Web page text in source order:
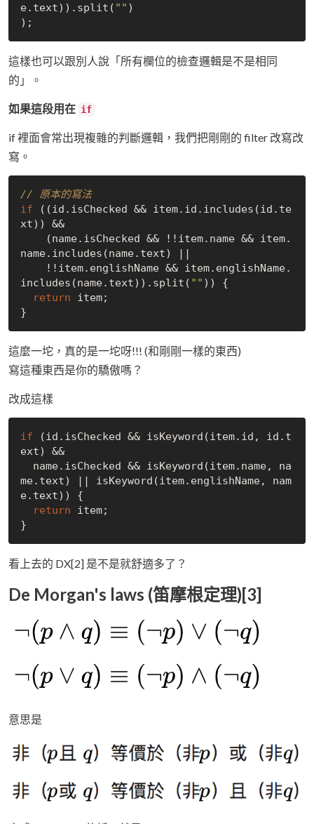
e.text)).split( "" )
這樣也可以跟別人說「所有欄位的檢查邏輯是不是相同
的」。
如果這段用在 if
if 裡面會常出現複雜的判斷邏輯，我們把剛剛的 filter 改寫改
寫。
// 原本的寫法
if ((id.isChecked && item.id.includes(id.te
xt)) &&
name.includes(name.text) ||
includes(name.text)).split( "" )) {
return item;
這麼一坨，真的是一坨呀!!! (和剛剛一樣的東西)
寫這種東西是你的驕傲嗎？
改成這樣
if (id.isChecked && isKeyword(item.id, id.t
ext) &&
me.text) || isKeyword(item.englishName, nam
e.text)) {
return item;
看上去的 DX[2] 是不是就舒適多了？
De Morgan's laws (笛摩根定理)[3]
意思是